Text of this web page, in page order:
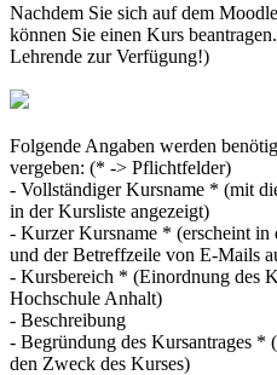
Nachdem Sie sich auf dem
können Sie einen Kurs
Lehrende zur Verfügung!)
Folgende Angaben werden
vergeben: (* -> Pflichtfelder)
- Vollständiger Kursname * (mit
in der Kursliste angezeigt)
- Kurzer Kursname * (erscheint in
und der Betreffzeile von E-Mails
- Kursbereich * (Einordnung des
Hochschule Anhalt)
- Beschreibung
- Begründung des Kursantrages
den Zweck des Kurses)